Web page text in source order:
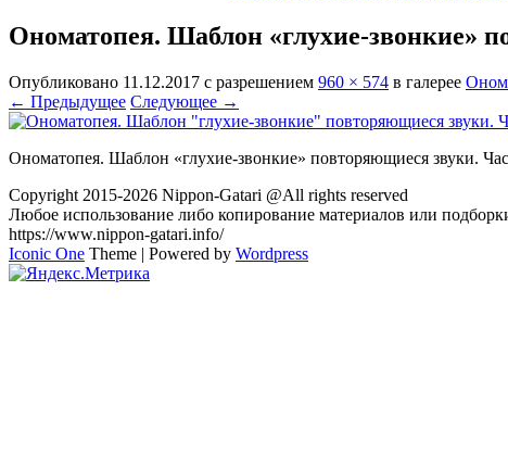
Ономатопея. Шаблон «глухие-звонкие»
Опубликовано 11.12.2017 с разрешением 960 × 574 в галерее
← Предыдущее Следующее →
Ономатопея. Шаблон «глухие-звонкие» повторяющиеся звуки.
Copyright 2015-2026 Nippon-Gatari @All rights reserved
Любое использование либо копирование материалов или
https://www.nippon-gatari.info/
Iconic One Theme | Powered by Wordpress